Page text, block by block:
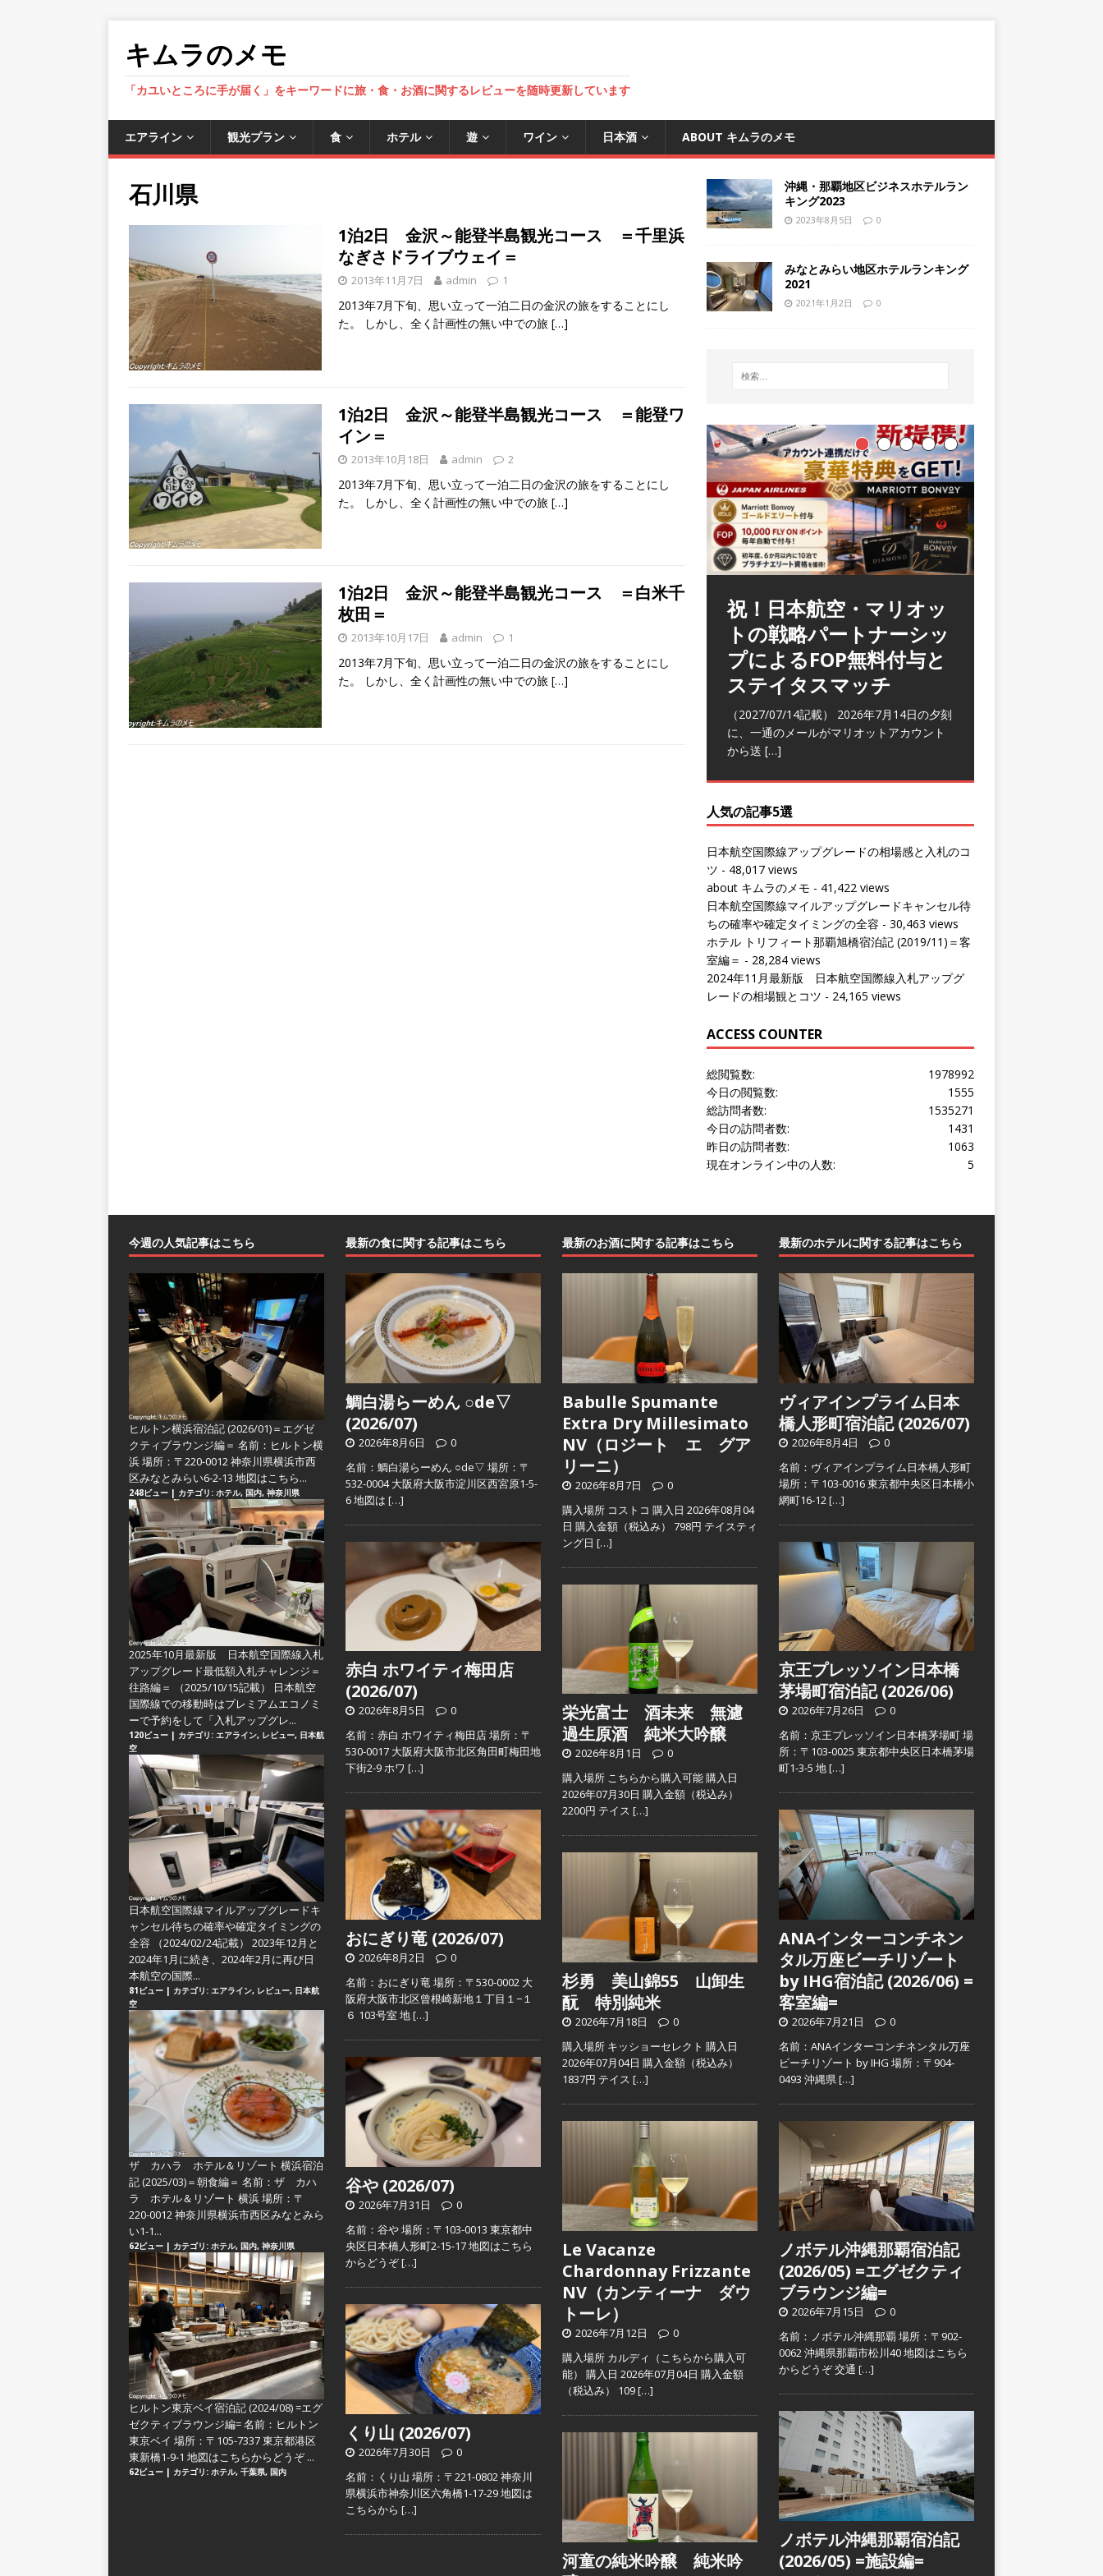
キムラのメモ
「カユいところに手が届く」をキーワードに旅・食・お酒に関するレビューを随時更新しています
エアライン 観光プラン 食 ホテル 遊 ワイン 日本酒 ABOUT キムラのメモ
石川県
1泊2日 金沢～能登半島観光コース ＝千里浜
なぎさドライブウェイ＝
2013年11月7日 admin 1
2013年7月下旬、思い立って一泊二日の金沢の旅をすることにし
た。 しかし、全く計画性の無い中での旅 […]
1泊2日 金沢～能登半島観光コース ＝能登ワ
イン＝
2013年10月18日 admin 2
2013年7月下旬、思い立って一泊二日の金沢の旅をすることにし
た。 しかし、全く計画性の無い中での旅 […]
1泊2日 金沢～能登半島観光コース ＝白米千
枚田＝
2013年10月17日 admin 1
2013年7月下旬、思い立って一泊二日の金沢の旅をすることにし
た。 しかし、全く計画性の無い中での旅 […]
沖縄・那覇地区ビジネスホテルラン
キング2023
2023年8月5日 0
みなとみらい地区ホテルランキング
2021
2021年1月2日 0
祝！日本航空・マリオッ
トの戦略パートナーシッ
プによるFOP無料付与と
ステイタスマッチ
（2027/07/14記載） 2026年7月14日の夕刻
に、一通のメールがマリオットアカウント
から送 […]
人気の記事5選
日本航空国際線アップグレードの相場感と入札のコ
ツ - 48,017 views
about キムラのメモ - 41,422 views
日本航空国際線マイルアップグレードキャンセル待
ちの確率や確定タイミングの全容 - 30,463 views
ホテル トリフィート那覇旭橋宿泊記 (2019/11)＝客
室編＝ - 28,284 views
2024年11月最新版 日本航空国際線入札アップグ
レードの相場観とコツ - 24,165 views
ACCESS COUNTER
1978992
総閲覧数:
1555
今日の閲覧数:
1535271
総訪問者数:
1431
今日の訪問者数:
1063
昨日の訪問者数:
5
現在オンライン中の人数:
今週の人気記事はこちら
ヒルトン横浜宿泊記 (2026/01)＝エグゼ
クティブラウンジ編＝ 名前：ヒルトン横
浜 場所：〒220-0012 神奈川県横浜市西
区みなとみらい6-2-13 地図はこちら...
248ビュー | カテゴリ: ホテル, 国内, 神奈川県
2025年10月最新版 日本航空国際線入札
アップグレード最低額入札チャレンジ＝
往路編＝
（2025/10/15記載） 日本航空
国際線での移動時はプレミアムエコノミ
ーで予約をして「入札アップグレ...
120ビュー | カテゴリ: エアライン, レビュー, 日本航
空
日本航空国際線マイルアップグレードキ
ャンセル待ちの確率や確定タイミングの
全容
（2024/02/24記載） 2023年12月と
2024年1月に続き、2024年2月に再び日
本航空の国際...
81ビュー | カテゴリ: エアライン, レビュー, 日本航
空
ザ カハラ ホテル＆リゾート 横浜宿泊
記 (2025/03)＝朝食編＝ 名前：ザ カハ
ラ ホテル＆リゾート 横浜 場所：〒
220-0012 神奈川県横浜市西区みなとみら
い1-1...
62ビュー | カテゴリ: ホテル, 国内, 神奈川県
ヒルトン東京ベイ宿泊記 (2024/08) =エグ
ゼクティブラウンジ編=名前：ヒルトン
東京ベイ 場所：〒105-7337 東京都港区
東新橋1-9-1 地図はこちらからどうぞ ...
62ビュー | カテゴリ: ホテル, 千葉県, 国内
最新の食に関する記事はこちら
鯛白湯らーめん ○de▽
(2026/07)
2026年8月6日
0
名前：鯛白湯らーめん ○de▽ 場所：〒
532-0004 大阪府大阪市淀川区西宮原1-5-
6 地図は […]
赤白 ホワイティ梅田店
(2026/07)
2026年8月5日
0
名前：赤白 ホワイティ梅田店 場所：〒
530-0017 大阪府大阪市北区角田町梅田地
下街2-9 ホワ […]
おにぎり竜 (2026/07)
2026年8月2日
0
名前：おにぎり竜 場所：〒530-0002 大
阪府大阪市北区曾根崎新地１丁目１−１
６ 103号室 地[…]
谷や (2026/07)
2026年7月31日
0
名前：谷や 場所：〒103-0013 東京都中
央区日本橋人形町2-15-17 地図はこちら
からどうぞ[…]
くり山 (2026/07)
2026年7月30日
0
名前：くり山 場所：〒221-0802 神奈川
県横浜市神奈川区六角橋1-17-29 地図は
こちらから […]
最新のお酒に関する記事はこちら
Babulle Spumante
Extra Dry Millesimato
NV（ロジート エ グア
リーニ）
2026年8月7日
0
購入場所 コストコ 購入日 2026年08月04
日 購入金額（税込み） 798円 テイスティ
ング日 […]
栄光富士 酒未来 無濾
過生原酒 純米大吟醸
2026年8月1日
0
購入場所 こちらから購入可能 購入日
2026年07月30日 購入金額（税込み）
2200円 テイス […]
杉勇 美山錦55 山卸生
酛 特別純米
2026年7月18日
0
購入場所 キッショーセレクト 購入日
2026年07月04日 購入金額（税込み）
1837円 テイス […]
Le Vacanze
Chardonnay Frizzante
NV（カンティーナ ダウ
トーレ）
2026年7月12日
0
購入場所 カルディ（こちらから購入可
能） 購入日 2026年07月04日 購入金額
（税込み） 109[…]
河童の純米吟醸 純米吟
最新のホテルに関する記事はこちら
ヴィアインプライム日本
橋人形町宿泊記 (2026/07)
2026年8月4日
0
名前：ヴィアインプライム日本橋人形町
場所：〒103-0016 東京都中央区日本橋小
網町16-12[…]
京王プレッソイン日本橋
茅場町宿泊記 (2026/06)
2026年7月26日
0
名前：京王プレッソイン日本橋茅場町 場
所：〒103-0025 東京都中央区日本橋茅場
町1-3-5 地[…]
ANAインターコンチネン
タル万座ビーチリゾート
by IHG宿泊記 (2026/06) =
客室編=
2026年7月21日
0
名前：ANAインターコンチネンタル万座
ビーチリゾート by IHG 場所：〒904-
0493 沖縄県[…]
ノボテル沖縄那覇宿泊記
(2026/05) =エグゼクティ
ブラウンジ編=
2026年7月15日
0
名前：ノボテル沖縄那覇 場所：〒902-
0062 沖縄県那覇市松川40 地図はこちら
からどうぞ 交通 […]
ノボテル沖縄那覇宿泊記
(2026/05) =施設編=